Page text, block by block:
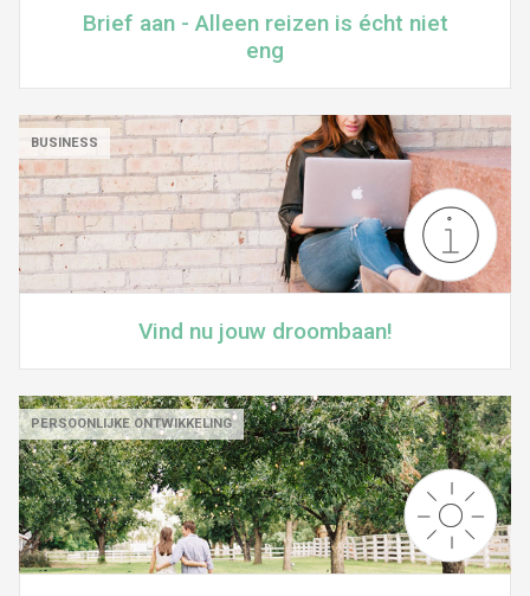
Brief aan - Alleen reizen is écht niet
eng
BUSINESS
Vind nu jouw droombaan!
PERSOONLIJKE ONTWIKKELING